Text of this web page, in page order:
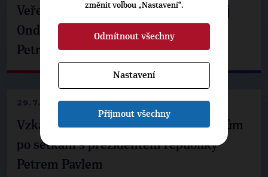
Veřejné finance, euro i školství. Matěj
Ondřej Havel jednal s prezidentem
Petrem Pavlem
29.7.2026
Vzkaz Matěje Ondřeje Havla příznivcům
po setkání s prezidentem republiky
Petrem Pavlem
změnit volbou „Nastavení“.
Odmítnout všechny
Nastavení
Přijmout všechny